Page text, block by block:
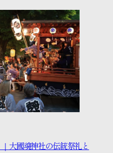
大國魂神社の伝統祭礼と